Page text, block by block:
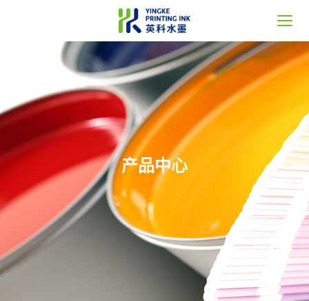
关于英科
产品中心
新闻中心
服务支持
联系我们
产品中心